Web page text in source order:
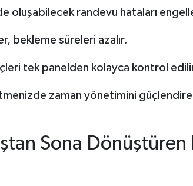
oluşabilecek randevu hataları
bekleme süreleri azalır.
tek panelden kolayca kontrol
zaman yönetimini
Sona Dönüştüren